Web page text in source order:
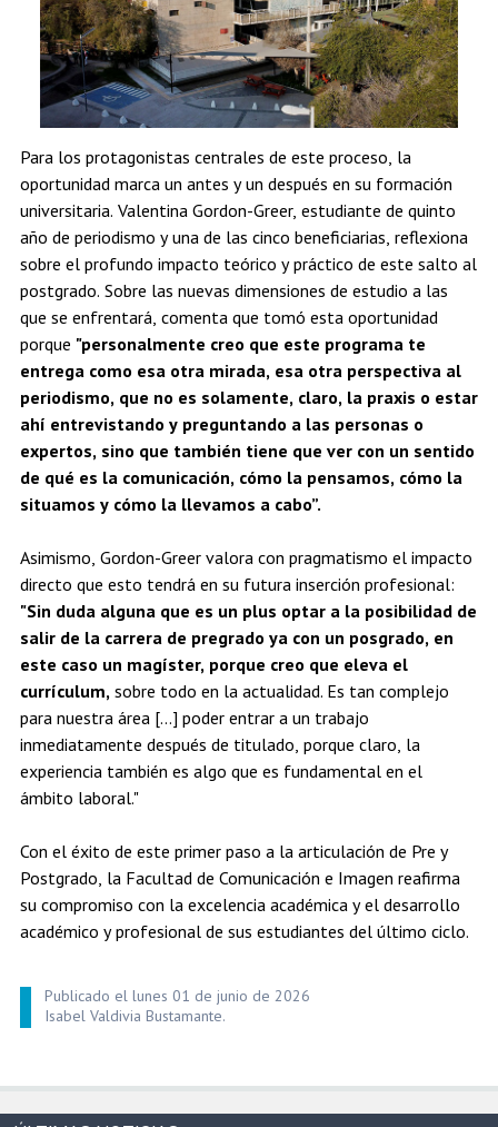
Para los protagonistas centrales de este proceso, la
oportunidad marca un antes y un después en su formación
universitaria. Valentina Gordon-Greer, estudiante de quinto
año de periodismo y una de las cinco beneficiarias, reflexiona
sobre el profundo impacto teórico y práctico de este salto al
postgrado. Sobre las nuevas dimensiones de estudio a las
que se enfrentará, comenta que tomó esta oportunidad
porque "personalmente creo que este programa te
entrega como esa otra mirada, esa otra perspectiva al
periodismo, que no es solamente, claro, la praxis o estar
ahí entrevistando y preguntando a las personas o
expertos, sino que también tiene que ver con un sentido
de qué es la comunicación, cómo la pensamos, cómo la
situamos y cómo la llevamos a cabo”.
Asimismo, Gordon-Greer valora con pragmatismo el impacto
directo que esto tendrá en su futura inserción profesional:
"Sin duda alguna que es un plus optar a la posibilidad de
salir de la carrera de pregrado ya con un posgrado, en
este caso un magíster, porque creo que eleva el
currículum, sobre todo en la actualidad. Es tan complejo
para nuestra área [...] poder entrar a un trabajo
inmediatamente después de titulado, porque claro, la
experiencia también es algo que es fundamental en el
ámbito laboral."
Con el éxito de este primer paso a la articulación de Pre y
Postgrado, la Facultad de Comunicación e Imagen reafirma
su compromiso con la excelencia académica y el desarrollo
académico y profesional de sus estudiantes del último ciclo.
Publicado el lunes 01 de junio de 2026
Isabel Valdivia Bustamante.